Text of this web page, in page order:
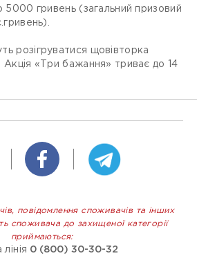
5000 гривень (загальний призовий
розігруватися щовівторка
Акція «Три бажання» триває до 14
повідомлення споживачів та інших
споживача до захищеної категорії
приймаються:
лінія 0 (800) 30-30-32